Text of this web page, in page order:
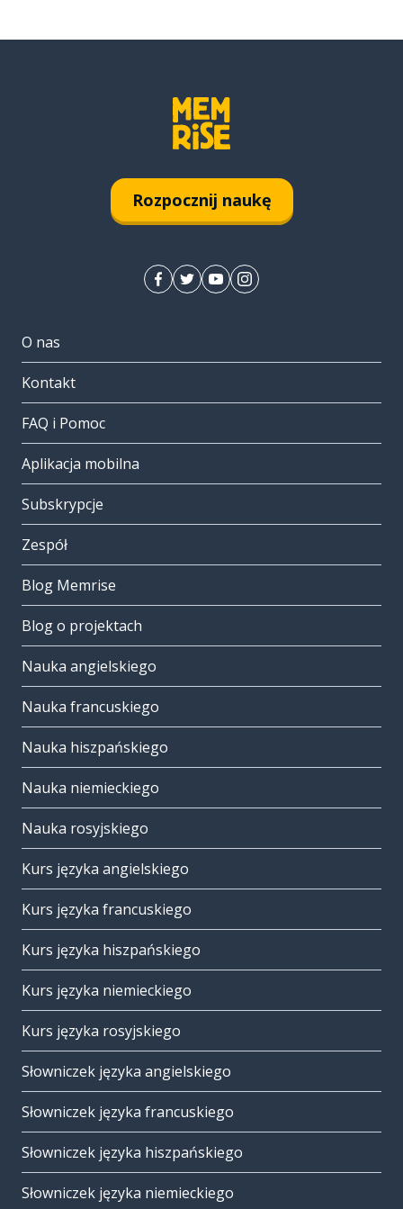
Rozpocznij naukę
O nas
Kontakt
FAQ i Pomoc
Aplikacja mobilna
Subskrypcje
Zespół
Blog Memrise
Blog o projektach
Nauka angielskiego
Nauka francuskiego
Nauka hiszpańskiego
Nauka niemieckiego
Nauka rosyjskiego
Kurs języka angielskiego
Kurs języka francuskiego
Kurs języka hiszpańskiego
Kurs języka niemieckiego
Kurs języka rosyjskiego
Słowniczek języka angielskiego
Słowniczek języka francuskiego
Słowniczek języka hiszpańskiego
Słowniczek języka niemieckiego